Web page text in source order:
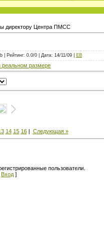
директору Центра ПМСС
| Рейтинг: 0.0/0 | Дата: 14/11/09 | ЕВ
размере
14 15 16| Следующая »
пользователи.
Вход ]